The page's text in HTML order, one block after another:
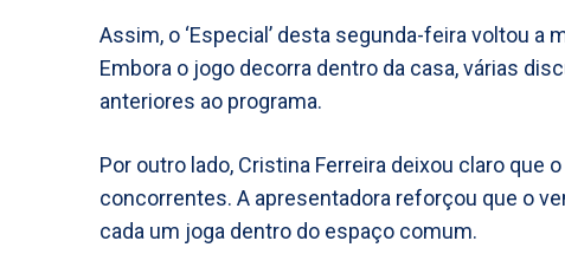
Assim, o ‘Especial’ desta segunda-feira voltou
Embora o jogo decorra dentro da casa, várias
anteriores ao programa.
Por outro lado, Cristina Ferreira deixou claro que
concorrentes. A apresentadora reforçou que o
cada um joga dentro do espaço comum.